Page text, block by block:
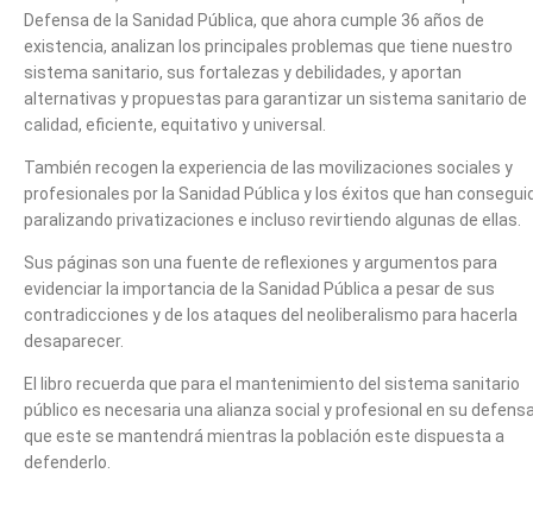
Defensa de la Sanidad Pública, que ahora cumple 36 años de
existencia, analizan los principales problemas que tiene nuestro
sistema sanitario, sus fortalezas y debilidades, y aportan
alternativas y propuestas para garantizar un sistema sanitario de
calidad, eficiente, equitativo y universal.
También recogen la experiencia de las movilizaciones sociales y
profesionales por la Sanidad Pública y los éxitos que han
paralizando privatizaciones e incluso revirtiendo algunas de ellas.
Sus páginas son una fuente de reflexiones y argumentos para
evidenciar la importancia de la Sanidad Pública a pesar de sus
contradicciones y de los ataques del neoliberalismo para hacerla
desaparecer.
El libro recuerda que para el mantenimiento del sistema sanitario
público es necesaria una alianza social y profesional en su
que este se mantendrá mientras la población este dispuesta a
defenderlo.